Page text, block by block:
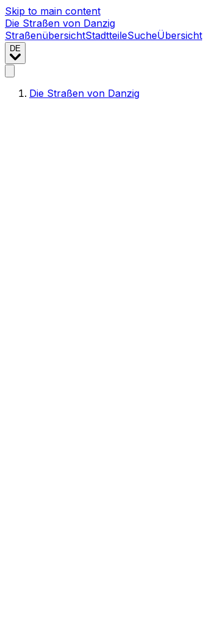
Skip to main content
Die Straßen von Danzig
StraßenübersichtStadtteileSucheÜbersicht
DE
Die Straßen von Danzig